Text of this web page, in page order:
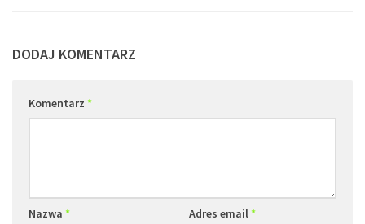
DODAJ KOMENTARZ
Komentarz *
Nazwa * Adres email*